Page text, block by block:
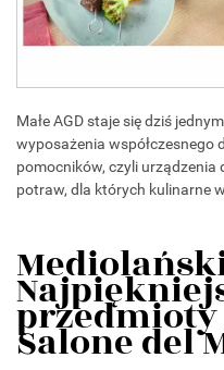
Małe AGD staje się dziś
wyposażenia współczesnego
pomocników, czyli
potraw, dla których kulinarne
Salone del